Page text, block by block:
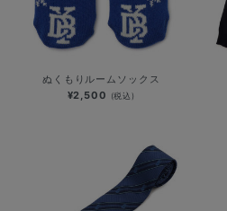
ぬくもりルームソックス
¥2,500 (税込)